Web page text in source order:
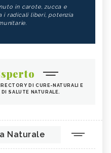
in carote, zucca e
i radicali liberi, potenzia
DI CURE-NATURALI E
SALUTE NATURALE.
Naturale